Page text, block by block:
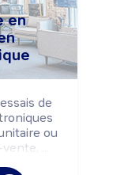
en
de
ou
...